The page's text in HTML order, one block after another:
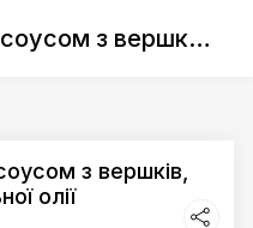
Запечений лосось під соусом з вершків, пармезану та трюфельної олії
з вершків,
олії